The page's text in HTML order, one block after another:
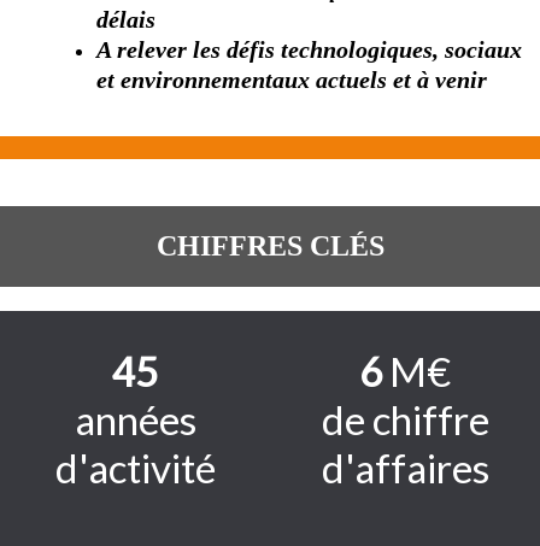
délais
A relever les défis technologiques, sociaux
et environnementaux actuels et à venir
CHIFFRES CLÉS
45
années
d'activité
6M€
de chiffre
d'affaires